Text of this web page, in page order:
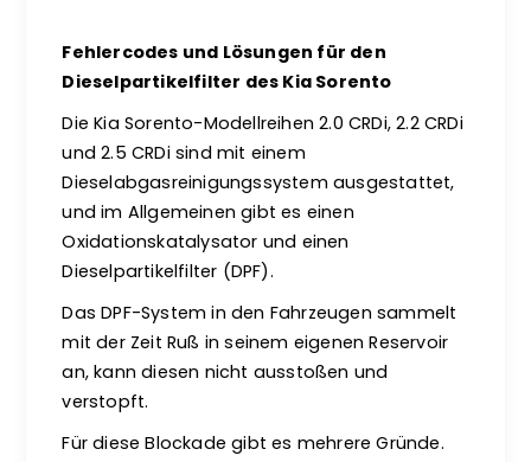
Fehlercodes und Lösungen für den
Dieselpartikelfilter des Kia Sorento
Die Kia Sorento-Modellreihen 2.0 CRDi, 2.2 CRDi
und 2.5 CRDi sind mit einem
Dieselabgasreinigungssystem ausgestattet,
und im Allgemeinen gibt es einen
Oxidationskatalysator und einen
Dieselpartikelfilter (DPF).
Das DPF-System in den Fahrzeugen sammelt
mit der Zeit Ruß in seinem eigenen Reservoir
an, kann diesen nicht ausstoßen und
verstopft.
Für diese Blockade gibt es mehrere Gründe.